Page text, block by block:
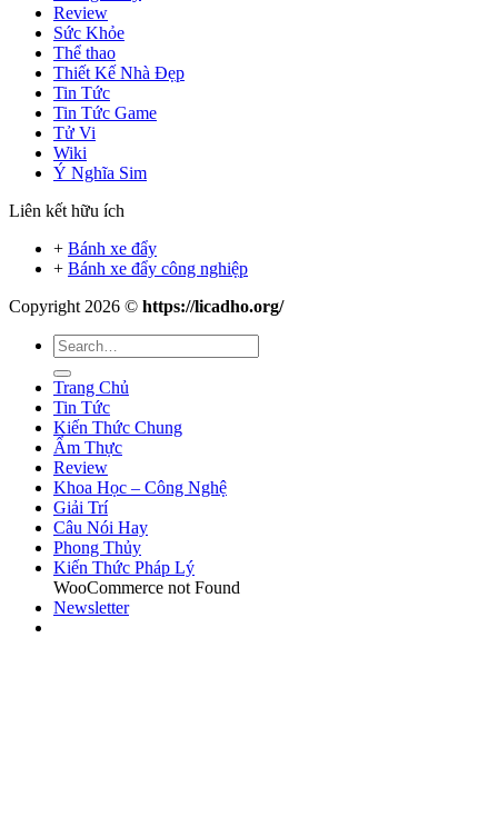
Review
Sức Khỏe
Thể thao
Thiết Kế Nhà Đẹp
Tin Tức
Tin Tức Game
Tử Vi
Wiki
Ý Nghĩa Sim
Liên kết hữu ích
+ Bánh xe đẩy
+ Bánh xe đẩy công nghiệp
Copyright 2026 © https://licadho.org/
Trang Chủ
Tin Tức
Kiến Thức Chung
Ẩm Thực
Review
Khoa Học – Công Nghệ
Giải Trí
Câu Nói Hay
Phong Thủy
Kiến Thức Pháp Lý
WooCommerce not Found
Newsletter